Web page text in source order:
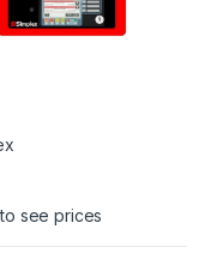
see prices